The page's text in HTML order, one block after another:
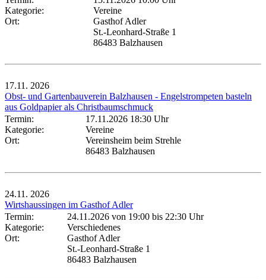
Kategorie:
Vereine
Ort:
Gasthof Adler
St.-Leonhard-Straße 1
86483 Balzhausen
17.11. 2026
Obst- und Gartenbauverein Balzhausen - Engelstrompeten basteln
aus Goldpapier als Christbaumschmuck
Termin:
17.11.2026 18:30 Uhr
Kategorie:
Vereine
Ort:
Vereinsheim beim Strehle
86483 Balzhausen
24.11. 2026
Wirtshaussingen im Gasthof Adler
Termin:
24.11.2026 von 19:00 bis 22:30 Uhr
Kategorie:
Verschiedenes
Ort:
Gasthof Adler
St.-Leonhard-Straße 1
86483 Balzhausen